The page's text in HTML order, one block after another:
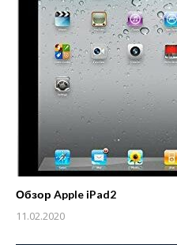
Обзор Apple iPad2
11.02.2020